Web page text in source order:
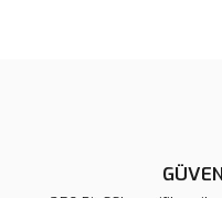
Ürün açıklamasında eksik